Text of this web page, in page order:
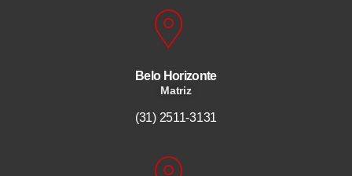
Belo Horizonte
Matriz
(31) 2511-3131